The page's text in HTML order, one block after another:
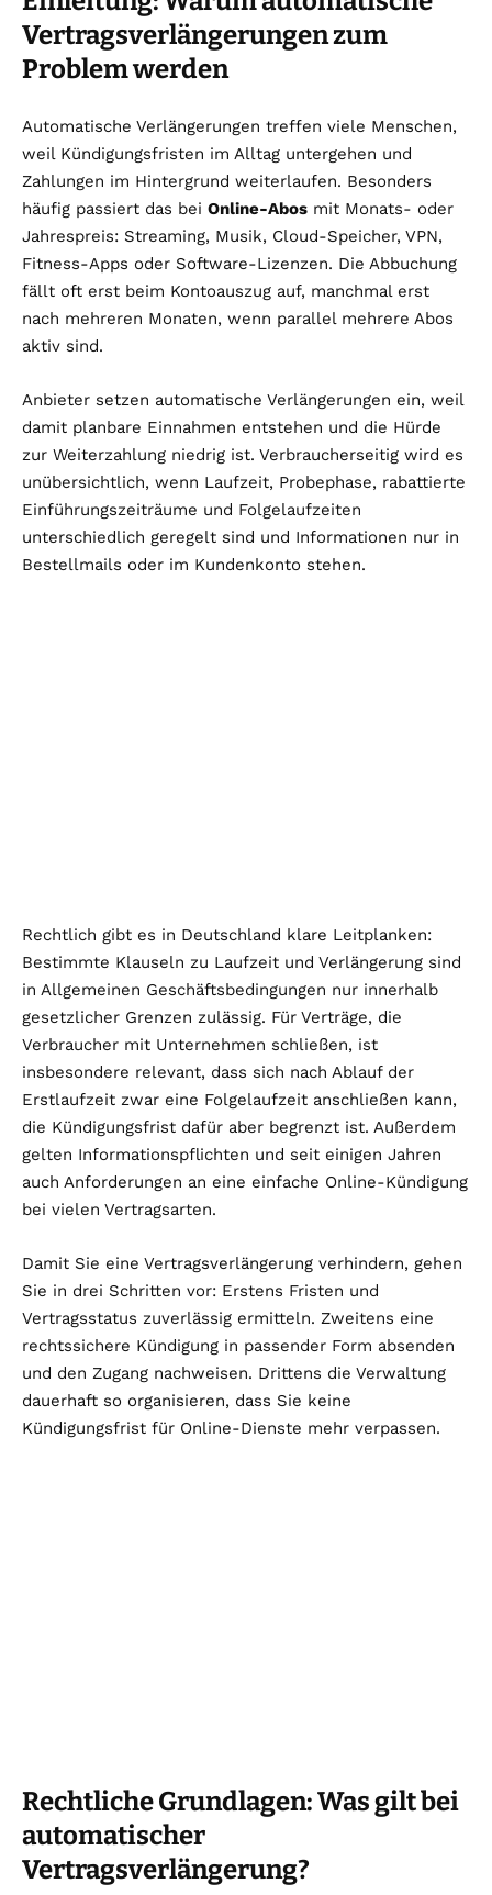
Vertragsverlängerungen zum
Problem werden
Automatische Verlängerungen treffen viele Menschen,
weil Kündigungsfristen im Alltag untergehen und
Zahlungen im Hintergrund weiterlaufen. Besonders
häufig passiert das bei Online-Abos mit Monats- oder
Jahrespreis: Streaming, Musik, Cloud-Speicher, VPN,
Fitness-Apps oder Software-Lizenzen. Die Abbuchung
fällt oft erst beim Kontoauszug auf, manchmal erst
nach mehreren Monaten, wenn parallel mehrere Abos
aktiv sind.
Anbieter setzen automatische Verlängerungen ein, weil
damit planbare Einnahmen entstehen und die Hürde
zur Weiterzahlung niedrig ist. Verbraucherseitig wird es
unübersichtlich, wenn Laufzeit, Probephase, rabattierte
Einführungszeiträume und Folgelaufzeiten
unterschiedlich geregelt sind und Informationen nur in
Bestellmails oder im Kundenkonto stehen.
Rechtlich gibt es in Deutschland klare Leitplanken:
Bestimmte Klauseln zu Laufzeit und Verlängerung sind
in Allgemeinen Geschäftsbedingungen nur innerhalb
gesetzlicher Grenzen zulässig. Für Verträge, die
Verbraucher mit Unternehmen schließen, ist
insbesondere relevant, dass sich nach Ablauf der
Erstlaufzeit zwar eine Folgelaufzeit anschließen kann,
die Kündigungsfrist dafür aber begrenzt ist. Außerdem
gelten Informationspflichten und seit einigen Jahren
auch Anforderungen an eine einfache Online-Kündigung
bei vielen Vertragsarten.
Damit Sie eine Vertragsverlängerung verhindern, gehen
Sie in drei Schritten vor: Erstens Fristen und
Vertragsstatus zuverlässig ermitteln. Zweitens eine
rechtssichere Kündigung in passender Form absenden
und den Zugang nachweisen. Drittens die Verwaltung
dauerhaft so organisieren, dass Sie keine
Kündigungsfrist für Online-Dienste mehr verpassen.
Rechtliche Grundlagen: Was gilt bei
automatischer
Vertragsverlängerung?